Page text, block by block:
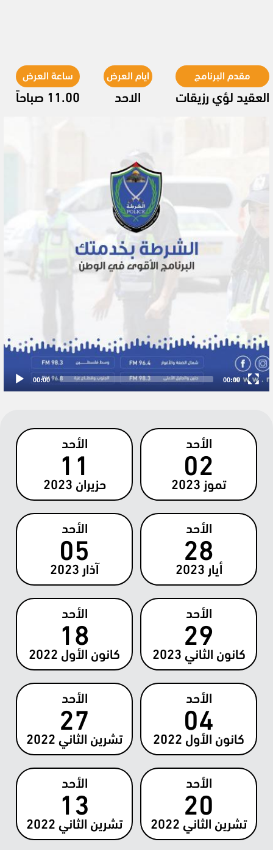
مقدم البرنامج
العقيد لؤي رزيقات
ايام العرض
الاحد
ساعة العرض
11.00 صباحاً
00:00 00:00
الأحد
02
تموز 2023
الأحد
11
حزيران 2023
الأحد
28
أيار 2023
الأحد
05
آذار 2023
الأحد
29
كانون الثاني 2023
الأحد
18
كانون الأول 2022
الأحد
04
كانون الأول 2022
الأحد
27
تشرين الثاني 2022
الأحد
20
تشرين الثاني 2022
الأحد
13
تشرين الثاني 2022